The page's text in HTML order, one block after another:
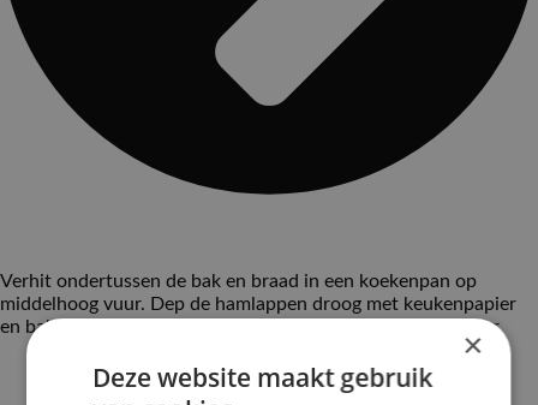
Verhit ondertussen de bak en braad in een koekenpan op
middelhoog vuur. Dep de hamlappen droog met keukenpapier
en bak 10 min. Keer halverwege. Breng op smaak met peper.
×
Deze website maakt gebruik